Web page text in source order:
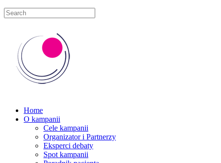
Home
O kampanii
Cele kampanii
Organizator i Partnerzy
Eksperci debaty
Spot kampanii